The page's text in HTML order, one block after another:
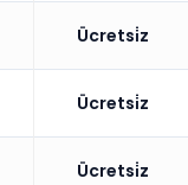
Ücretsi̇z
Ücretsi̇z
Ücretsi̇z